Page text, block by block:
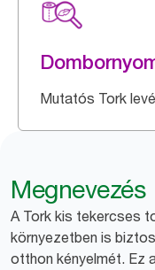
Mutatós Tork
Megnevezés
A Tork kis tekercses
környezetben is
otthon kényelmét. Ez